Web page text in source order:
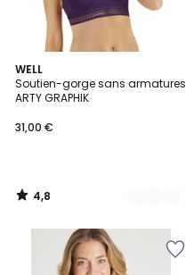
WELL
Soutien-gorge sans armatures
ARTY GRAPHIK
31,00 €
4,8
/ 5
4
Couleurs
4,8
/